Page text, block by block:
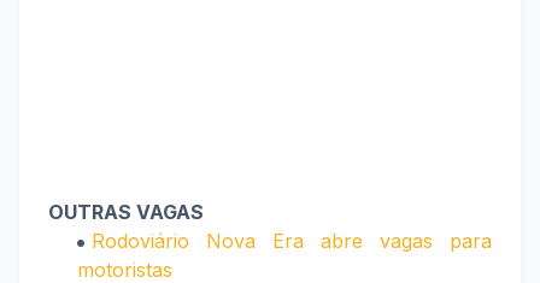
OUTRAS VAGAS
Rodoviário Nova Era abre vagas para
motoristas